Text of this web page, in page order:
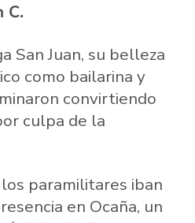
C.
San Juan, su belleza
como bailarina y
convirtiendo
culpa de la
paramilitares iban
en Ocaña, un